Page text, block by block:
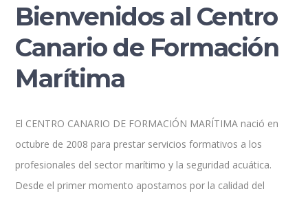
Bienvenidos al Centro
Canario de Formación
Marítima
El CENTRO CANARIO DE FORMACIÓN MARÍTIMA nació en
octubre de 2008 para prestar servicios formativos a los
profesionales del sector marítimo y la seguridad acuática.
Desde el primer momento apostamos por la calidad del